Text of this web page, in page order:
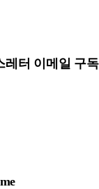
레터 이메일 구